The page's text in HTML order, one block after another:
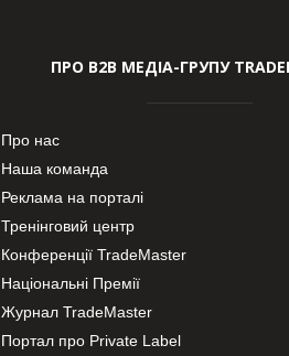
ПРО В2В МЕДІА-ГРУПУ
Про нас
Наша команда
Реклама на порталі
Тренінговий центр
Конференції TradeMaster
Національні Премії
Журнал TradeMaster
Портал про Private Label